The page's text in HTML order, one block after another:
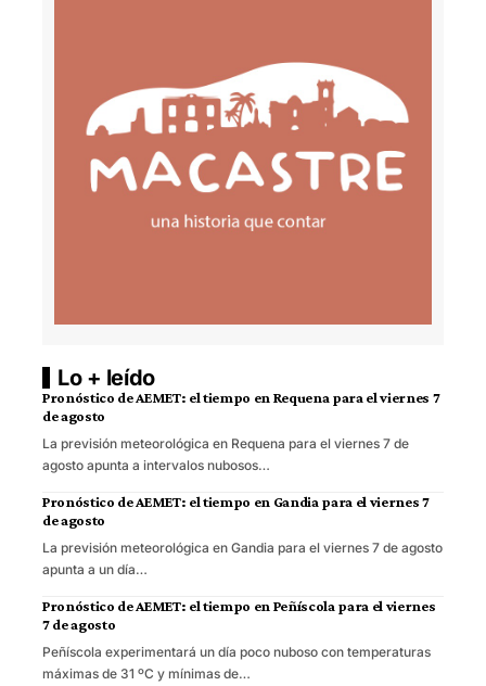
Lo + leído
Pronóstico de AEMET: el tiempo en Requena para el viernes 7
de agosto
La previsión meteorológica en Requena para el viernes 7 de
agosto apunta a intervalos nubosos…
Pronóstico de AEMET: el tiempo en Gandia para el viernes 7
de agosto
La previsión meteorológica en Gandia para el viernes 7 de agosto
apunta a un día…
Pronóstico de AEMET: el tiempo en Peñíscola para el viernes
7 de agosto
Peñíscola experimentará un día poco nuboso con temperaturas
máximas de 31 ºC y mínimas de…